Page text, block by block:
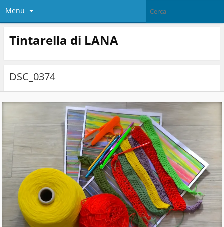
Menu
Tintarella di LANA
DSC_0374